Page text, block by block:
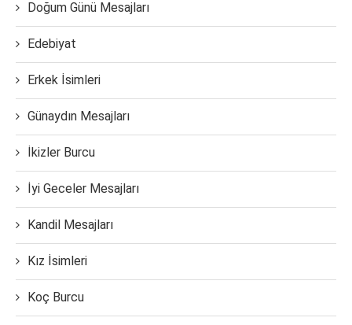
Doğum Günü Mesajları
Edebiyat
Erkek İsimleri
Günaydın Mesajları
İkizler Burcu
İyi Geceler Mesajları
Kandil Mesajları
Kız İsimleri
Koç Burcu